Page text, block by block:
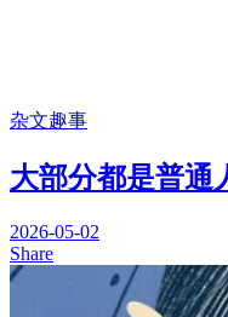
杂文趣事
大部分都是普通
2026-05-02
Share